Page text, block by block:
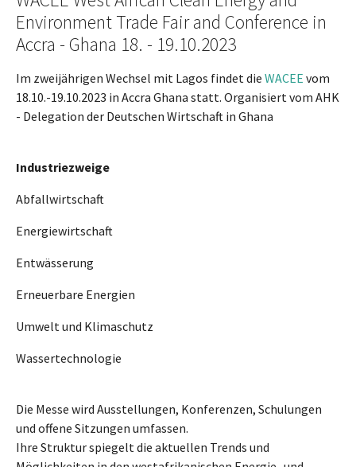
Environment Trade Fair and Conference in
Accra - Ghana 18. - 19.10.2023
Im zweijährigen Wechsel mit Lagos findet die WACEE vom
18.10.-19.10.2023 in Accra Ghana statt. Organisiert vom AHK
- Delegation der Deutschen Wirtschaft in Ghana
Industriezweige
Abfallwirtschaft
Energiewirtschaft
Entwässerung
Erneuerbare Energien
Umwelt und Klimaschutz
Wassertechnologie
Die Messe wird Ausstellungen, Konferenzen, Schulungen
und offene Sitzungen umfassen.
Ihre Struktur spiegelt die aktuellen Trends und